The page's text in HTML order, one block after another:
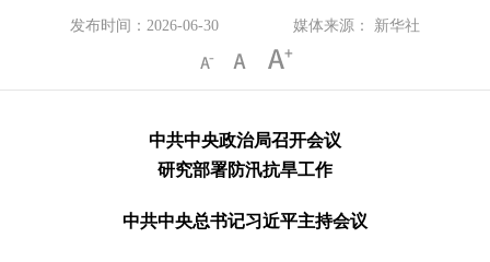
发布时间：2026-06-30 媒体来源： 新华社
中共中央政治局召开会议
研究部署防汛抗旱工作
中共中央总书记习近平主持会议